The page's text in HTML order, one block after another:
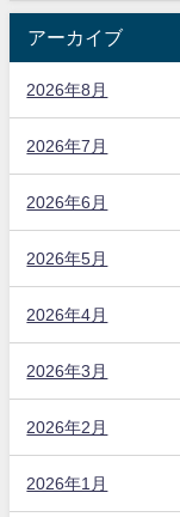
アーカイブ
2026年8月
2026年7月
2026年6月
2026年5月
2026年4月
2026年3月
2026年2月
2026年1月